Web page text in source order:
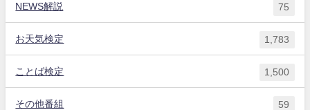
NEWS解説 75
お天気検定 1,783
ことば検定 1,500
その他番組 59